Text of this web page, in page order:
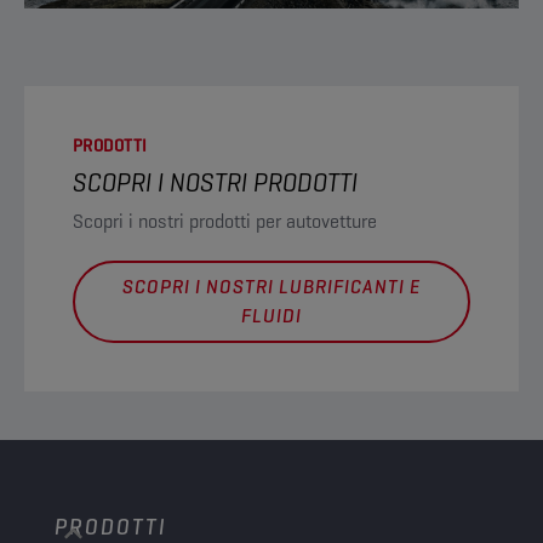
PRODOTTI
SCOPRI I NOSTRI PRODOTTI
Scopri i nostri prodotti per autovetture
SCOPRI I NOSTRI LUBRIFICANTI E
FLUIDI
PRODOTTI